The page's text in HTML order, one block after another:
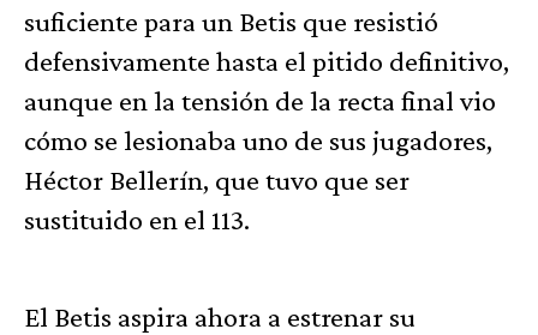
suficiente para un Betis que resistió
defensivamente hasta el pitido definitivo,
aunque en la tensión de la recta final vio
cómo se lesionaba uno de sus jugadores,
Héctor Bellerín, que tuvo que ser
sustituido en el 113.
El Betis aspira ahora a estrenar su